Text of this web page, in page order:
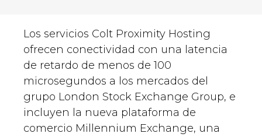
Los servicios Colt Proximity Hosting
ofrecen conectividad con una latencia
de retardo de menos de 100
microsegundos a los mercados del
grupo London Stock Exchange Group, e
incluyen la nueva plataforma de
comercio Millennium Exchange, una